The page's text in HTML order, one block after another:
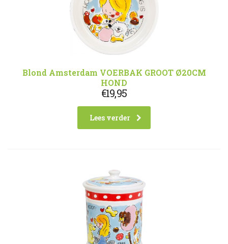
Blond Amsterdam VOERBAK GROOT Ø20CM
HOND
€19,95
Lees verder